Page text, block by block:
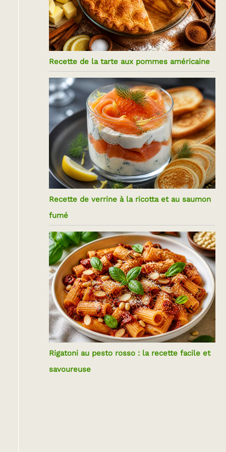
Recette de la tarte aux pommes américaine
Recette de verrine à la ricotta et au saumon
fumé
Rigatoni au pesto rosso : la recette facile et
savoureuse